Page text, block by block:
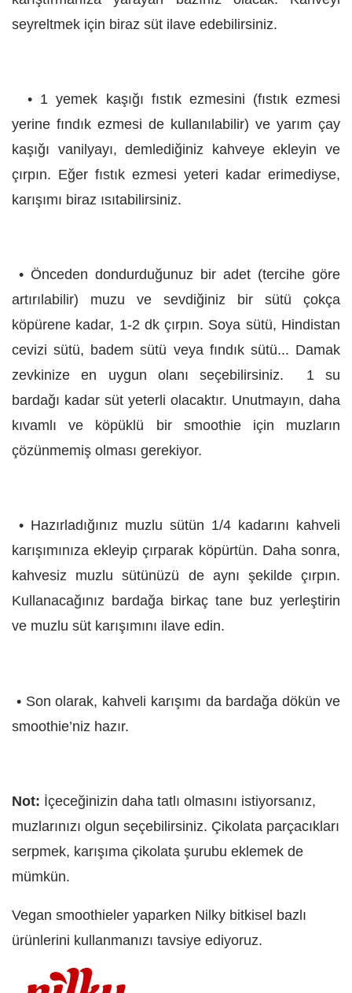
seyreltmek için biraz süt ilave edebilirsiniz.
• 1 yemek kaşığı fıstık ezmesini (fıstık ezmesi
yerine fındık ezmesi de kullanılabilir) ve yarım çay
kaşığı vanilyayı, demlediğiniz kahveye ekleyin ve
çırpın. Eğer fıstık ezmesi yeteri kadar erimediyse,
karışımı biraz ısıtabilirsiniz.
• Önceden dondurduğunuz bir adet (tercihe göre
artırılabilir) muzu ve sevdiğiniz bir sütü çokça
köpürene kadar, 1-2 dk çırpın. Soya sütü, Hindistan
cevizi sütü, badem sütü veya fındık sütü... Damak
zevkinize en uygun olanı seçebilirsiniz. 1 su
bardağı kadar süt yeterli olacaktır. Unutmayın, daha
kıvamlı ve köpüklü bir smoothie için muzların
çözünmemiş olması gerekiyor.
• Hazırladığınız muzlu sütün 1/4 kadarını kahveli
karışımınıza ekleyip çırparak köpürtün. Daha sonra,
kahvesiz muzlu sütünüzü de aynı şekilde çırpın.
Kullanacağınız bardağa birkaç tane buz yerleştirin
ve muzlu süt karışımını ilave edin.
• Son olarak, kahveli karışımı da bardağa dökün ve
smoothie’niz hazır.
Not: İçeceğinizin daha tatlı olmasını istiyorsanız,
muzlarınızı olgun seçebilirsiniz. Çikolata parçacıkları
serpmek, karışıma çikolata şurubu eklemek de
mümkün.
Vegan smoothieler yaparken Nilky bitkisel bazlı
ürünlerini kullanmanızı tavsiye ediyoruz.